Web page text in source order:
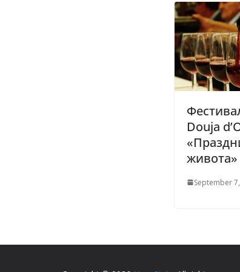
Douja
живота»
September